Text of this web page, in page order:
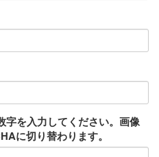
字を入力してください。画像
に切り替わります。